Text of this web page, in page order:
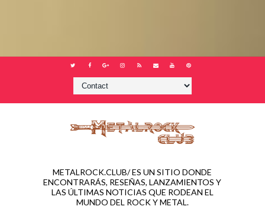
METALROCK.CLUB/ ES UN SITIO DONDE
ENCONTRARÁS, RESEÑAS, LANZAMIENTOS Y
LAS ÚLTIMAS NOTICIAS QUE RODEAN EL
MUNDO DEL ROCK Y METAL.